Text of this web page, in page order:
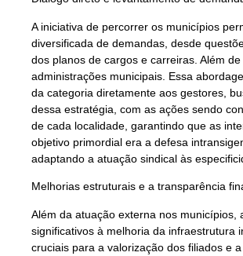
A iniciativa de percorrer os municípios
diversificada de demandas, desde
dos planos de cargos e carreiras. Além
administrações municipais. Essa
da categoria diretamente aos gestores,
dessa estratégia, com as ações sendo
de cada localidade, garantindo que as
objetivo primordial era a defesa
adaptando a atuação sindical às
Melhorias estruturais e a transparência
Além da atuação externa nos
significativos à melhoria da infraestrutura
cruciais para a valorização dos filiados e